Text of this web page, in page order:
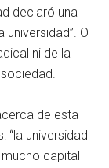
declaró una
universidad”. O
ni de la
de esta
“la universidad
capital